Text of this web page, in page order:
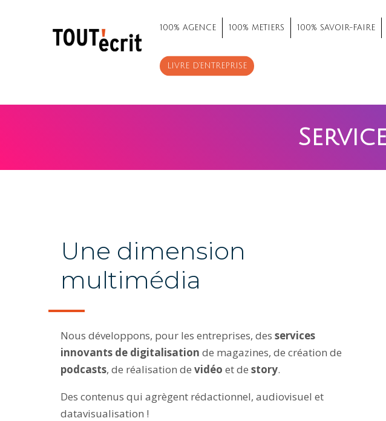
100% AGENCE 100% METIERS 100% SAVOIR-FAIRE
LIVRE D’ENTREPRISE
Une dimension
multimédia
Nous développons, pour les entreprises, des services
innovants de digitalisation de magazines, de création de
podcasts, de réalisation de vidéo et de story.
Des contenus qui agrègent rédactionnel, audiovisuel et
datavisualisation !